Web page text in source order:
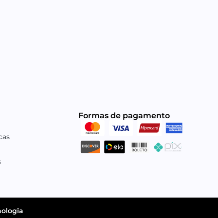
Formas de pagamento​